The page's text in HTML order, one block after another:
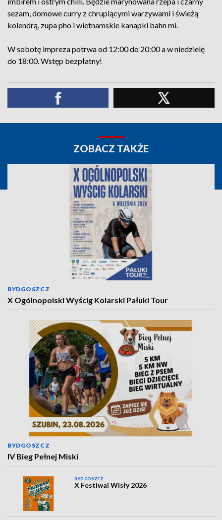
sezam, domowe curry z chrupiącymi warzywami i świeżą
kolendrą, zupa pho i wietnamskie kanapki bahn mi.
W sobotę impreza potrwa od 12:00 do 20:00 a w niedzielę
do 18:00. Wstęp bezpłatny!
ZOBACZ TAKŻE
BYDGOSZCZ
X Ogólnopolski Wyścig Kolarski Pałuki Tour
BYDGOSZCZ
IV Bieg Pełnej Miski
BYDGOSZCZ
X Festiwal Wisły 2026